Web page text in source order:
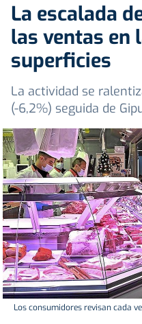
La escalada
las ventas en
superficies
La actividad se
(-6,2%) seguida de
Los consumidores revisan cada